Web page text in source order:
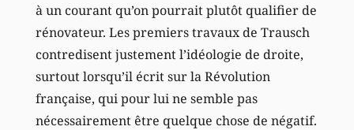
à un courant qu’on pourrait plutôt qualifier de
rénovateur. Les premiers travaux de Trausch
contredisent justement l’idéologie de droite,
surtout lorsqu’il écrit sur la Révolution
française, qui pour lui ne semble pas
nécessairement être quelque chose de négatif.